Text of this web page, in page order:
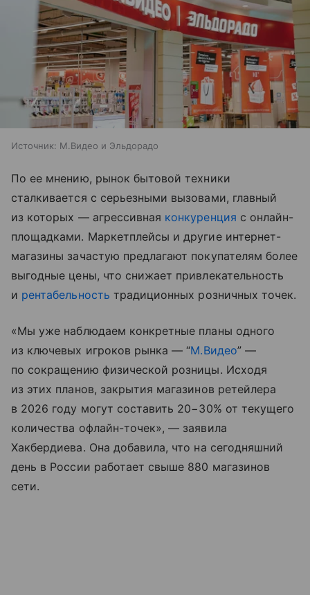
Источник: М.Видео и Эльдорадо
По ее мнению, рынок бытовой техники
сталкивается с серьезными вызовами, главный
из которых — агрессивная конкуренция с онлайн-
площадками. Маркетплейсы и другие интернет-
магазины зачастую предлагают покупателям более
выгодные цены, что снижает привлекательность
и рентабельность традиционных розничных точек.
«Мы уже наблюдаем конкретные планы одного
из ключевых игроков рынка — “М.Видео” —
по сокращению физической розницы. Исходя
из этих планов, закрытия магазинов ретейлера
в 2026 году могут составить 20−30% от текущего
количества офлайн-точек», — заявила
Хакбердиева. Она добавила, что на сегодняшний
день в России работает свыше 880 магазинов
сети.